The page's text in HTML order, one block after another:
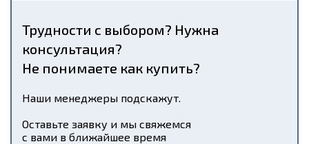
Трудности с выбором? Нужна
консультация?
Не понимаете как купить?
Наши менеджеры подскажут.
Оставьте заявку и мы свяжемся
с вами в ближайшее время